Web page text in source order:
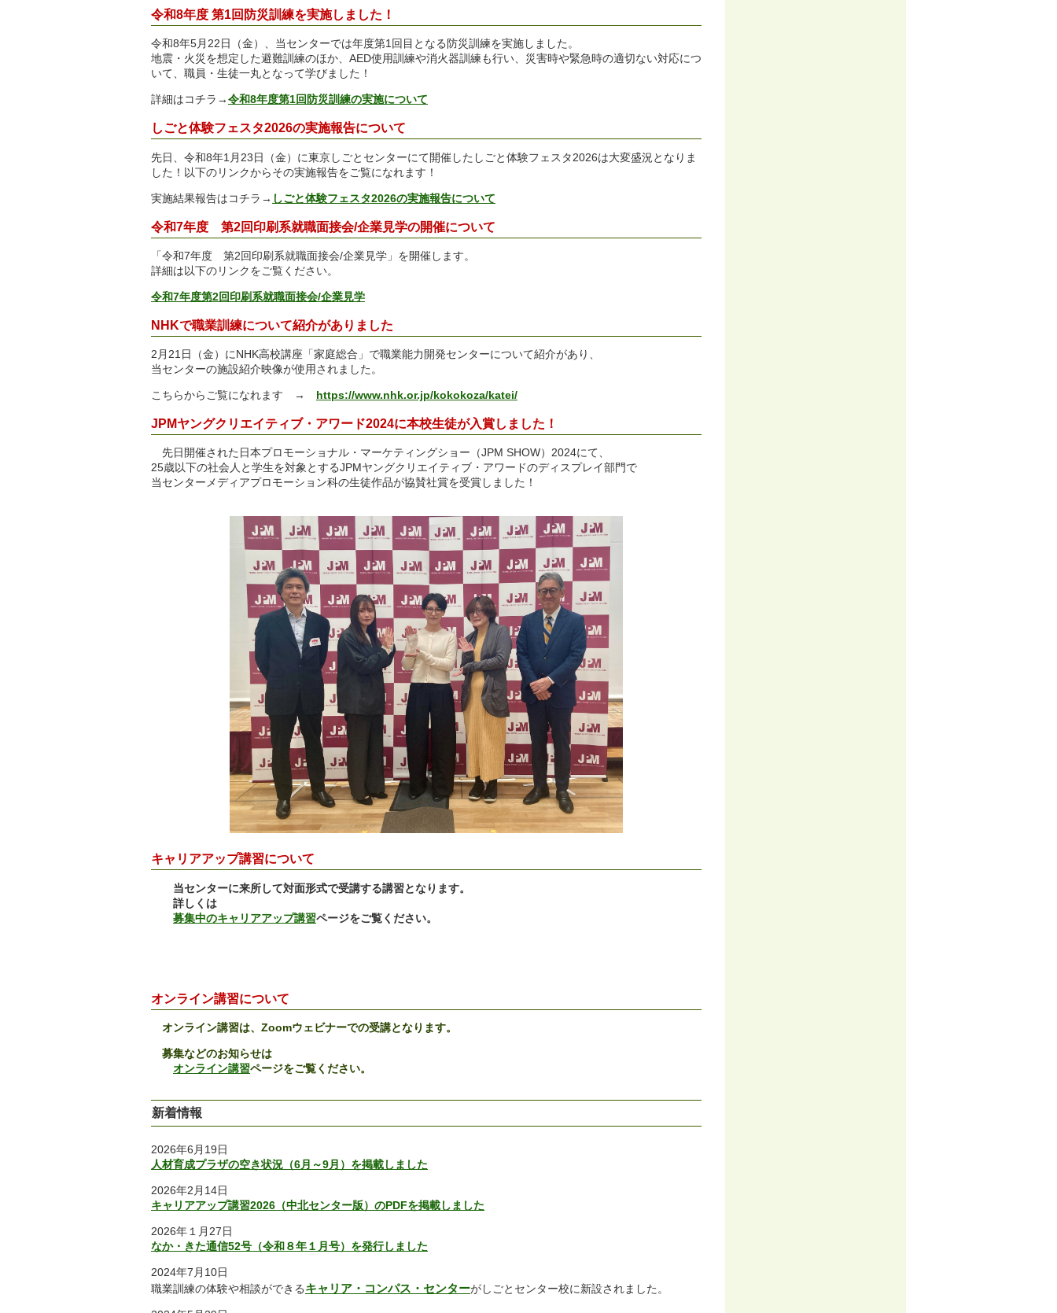
令和8年度 第1回防災訓練を実施しました！
令和8年5月22日（金）、当センターでは年度第1回目となる防災訓練を実施しました。
地震・火災を想定した避難訓練のほか、AED使用訓練や消火器訓練も行い、災害時や緊急時の適切ない対応につ
いて、職員・生徒一丸となって学びました！
詳細はコチラ→令和8年度第1回防災訓練の実施について
しごと体験フェスタ2026の実施報告について
先日、令和8年1月23日（金）に東京しごとセンターにて開催したしごと体験フェスタ2026は大変盛況となりま
した！以下のリンクからその実施報告をご覧になれます！
実施結果報告はコチラ→ しごと体験フェスタ2026の実施報告について
令和7年度 第2回印刷系就職面接会/企業見学の開催について
「令和7年度 第2回印刷系就職面接会/企業見学」を開催します。
詳細は以下のリンクをご覧ください。
令和7年度第2回印刷系就職面接会/企業見学
NHKで職業訓練について紹介がありました
2月21日（金）にNHK高校講座「家庭総合」で職業能力開発センターについて紹介があり、
当センターの施設紹介映像が使用されました。
こちらからご覧になれます → https://www.nhk.or.jp/kokokoza/katei/
JPMヤングクリエイティブ・アワード2024に本校生徒が入賞しました！
先日開催された日本プロモーショナル・マーケティングショー（JPM SHOW）2024にて、
25歳以下の社会人と学生を対象とするJPMヤングクリエイティブ・アワードのディスプレイ部門で
当センターメディアプロモーション科の生徒作品が協賛社賞を受賞しました！
キャリアアップ講習について
当センターに来所して対面形式で受講する講習となります。
詳しくは
募集中のキャリアアップ講習ページをご覧ください。
オンライン講習について
オンライン講習は、Zoomウェビナーでの受講となります。
募集などのお知らせは
オンライン講習ページをご覧ください。
新着情報
2026年6月19日
人材育成プラザの空き状況（6月～9月）を掲載しました
2026年2月14日
キャリアアップ講習2026（中北センター版）のPDFを掲載しました
2026年１月27日
なか・きた通信52号（令和８年１月号）を発行しました
2024年7月10日
職業訓練の体験や相談ができるキャリア・コンパス・センターがしごとセンター校に新設されました。